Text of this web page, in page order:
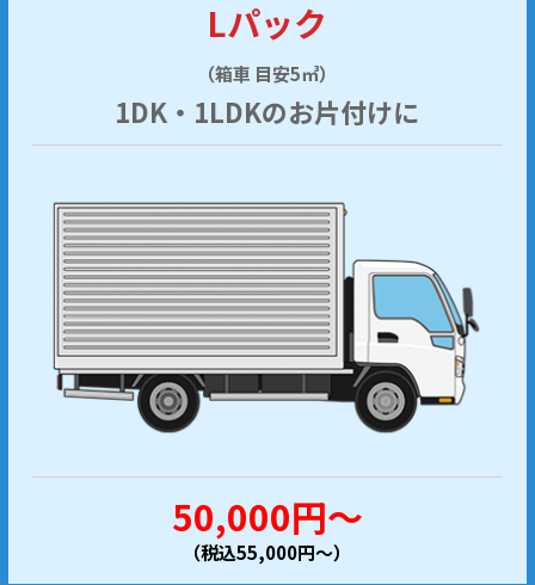
Lパック
（箱車 目安5㎥）
1DK・1LDKのお片付けに
50,000円～
（税込55,000円～）